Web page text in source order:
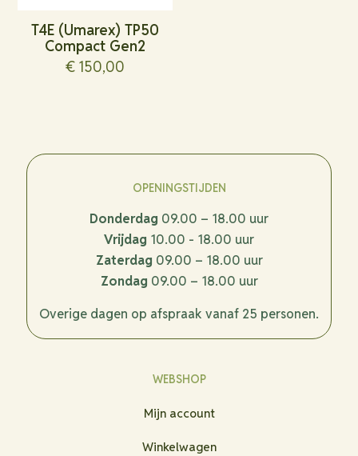
T4E (Umarex) TP50
Compact Gen2
€ 150,00
OPENINGSTIJDEN
Donderdag 09.00 – 18.00 uur
Vrijdag 10.00 - 18.00 uur
Zaterdag 09.00 – 18.00 uur
Zondag 09.00 – 18.00 uur
Overige dagen op afspraak vanaf 25 personen.
WEBSHOP
Mijn account
Winkelwagen